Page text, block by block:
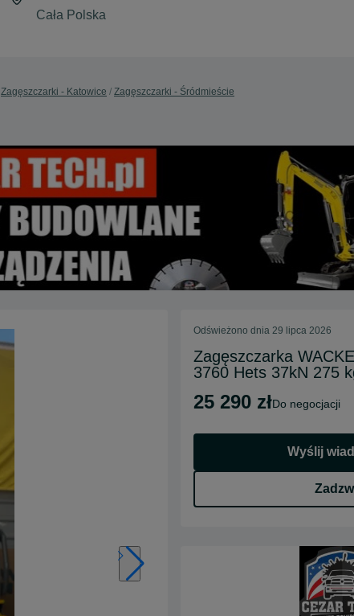
Zagęszczarki - Katowice Zagęszczarki - Śródmieście
Odświeżono dnia 29 lipca 2026
Zagęszczarka
3760 Hets 37kN 275
25 290 zł do negocjacji
Wyślij